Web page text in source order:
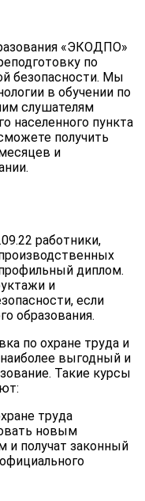
«ЭКОДПО»
по
безопасности. Мы
в обучении по
слушателям
населенного пункта
получить
и
работники,
диплом.
и
если
образования.
по охране труда и
выгодный и
Такие курсы
труда
новым
и получат законный